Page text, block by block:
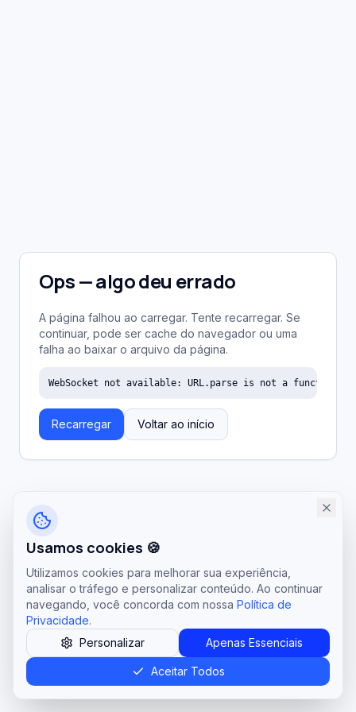
Ops — algo deu errado
A página falhou ao carregar. Tente recarregar. Se
continuar, pode ser cache do navegador ou uma
falha ao baixar o arquivo da página.
WebSocket not available: URL.parse is not a function
Recarregar Voltar ao início
Usamos cookies 🍪
Utilizamos cookies para melhorar sua experiência,
analisar o tráfego e personalizar conteúdo. Ao continuar
navegando, você concorda com nossa Política de
Privacidade.
Personalizar
Apenas Essenciais
Aceitar Todos